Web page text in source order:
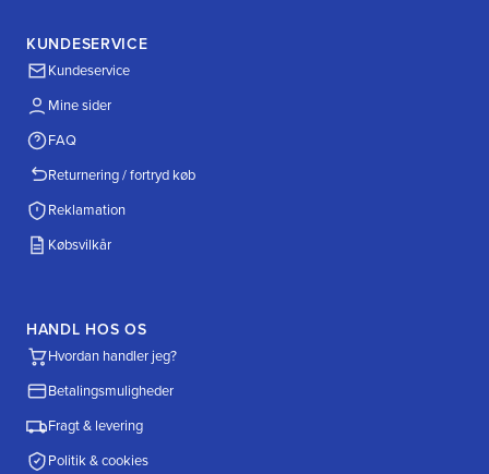
KUNDESERVICE
Kundeservice
Mine sider
FAQ
Returnering / fortryd køb
Reklamation
Købsvilkår
HANDL HOS OS
Hvordan handler jeg?
Betalingsmuligheder
Fragt & levering
Politik & cookies